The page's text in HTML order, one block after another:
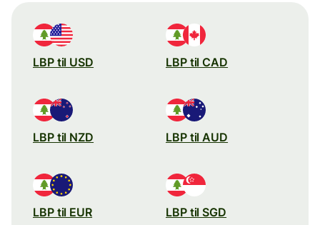
LBP til USD LBP til CAD
LBP til NZD LBP til AUD
LBP til EUR LBP til SGD